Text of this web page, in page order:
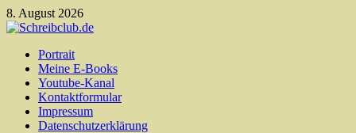
Zum
Inhalt
8. August 2026
Schreibclub.de
Autorenseite von Andreas Krämer
Portrait
Meine E-Books
Youtube-Kanal
Kontaktformular
Impressum
Datenschutzerklärung